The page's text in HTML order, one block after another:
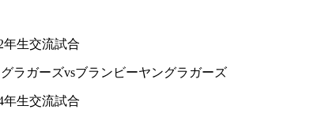
年生交流試合
ガーズvsブランビーヤングラガーズ
年生交流試合